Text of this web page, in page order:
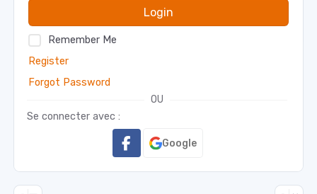
Login
Remember Me
Register
Forgot Password
OU
Se connecter avec :
Google